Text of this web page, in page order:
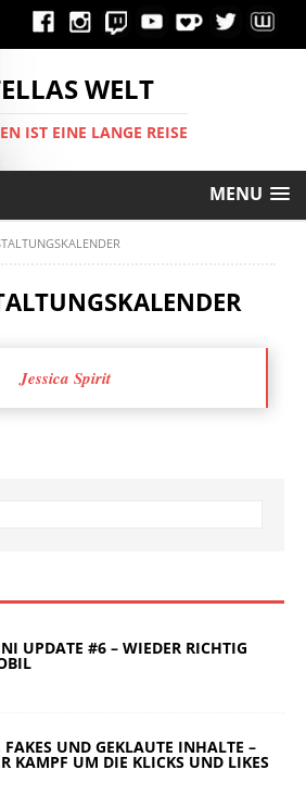
WELT
IST EINE LANGE REISE
MENU
Jessica Spirit
UPDATE #6 – WIEDER RICHTIG
FAKES UND GEKLAUTE INHALTE –
KAMPF UM DIE KLICKS UND LIKES